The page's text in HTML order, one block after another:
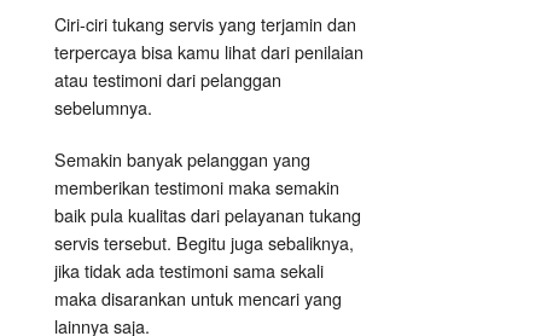
Ciri-ciri tukang servis yang terjamin dan
terpercaya bisa kamu lihat dari penilaian
atau testimoni dari pelanggan
sebelumnya.
Semakin banyak pelanggan yang
memberikan testimoni maka semakin
baik pula kualitas dari pelayanan tukang
servis tersebut. Begitu juga sebaliknya,
jika tidak ada testimoni sama sekali
maka disarankan untuk mencari yang
lainnya saja.